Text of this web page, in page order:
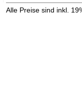
Alle Preise sind inkl.